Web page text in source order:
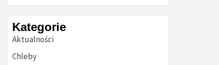
Kategorie
Aktualności
Chleby